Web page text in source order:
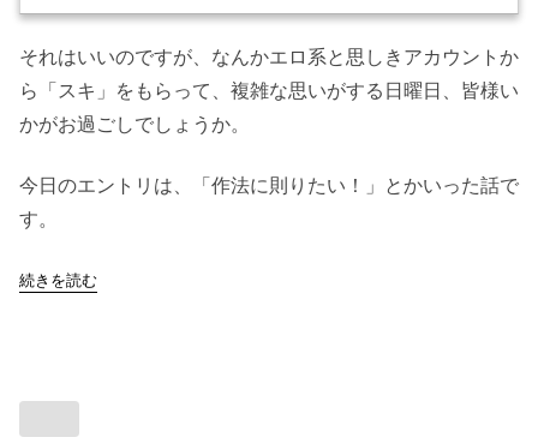
それはいいのですが、なんかエロ系と思しきアカウントか
ら「スキ」をもらって、複雑な思いがする日曜日、皆様い
かがお過ごしでしょうか。
今日のエントリは、「作法に則りたい！」とかいった話で
す。
続きを読む